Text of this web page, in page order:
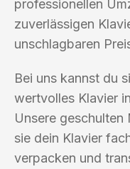
professionellen
zuverlässigen
unschlagbaren
Bei uns kannst du
wertvolles Klavier
Unsere
sie dein Klavier
verpacken und